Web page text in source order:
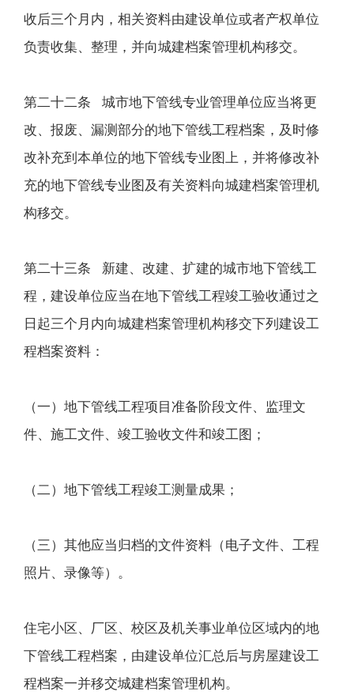
收后三个月内，相关资料由建设单位或者产权单位
负责收集、整理，并向城建档案管理机构移交。
第二十二条 城市地下管线专业管理单位应当将更
改、报废、漏测部分的地下管线工程档案，及时修
改补充到本单位的地下管线专业图上，并将修改补
充的地下管线专业图及有关资料向城建档案管理机
构移交。
第二十三条 新建、改建、扩建的城市地下管线工
程，建设单位应当在地下管线工程竣工验收通过之
日起三个月内向城建档案管理机构移交下列建设工
程档案资料：
（一）地下管线工程项目准备阶段文件、监理文
件、施工文件、竣工验收文件和竣工图；
（二）地下管线工程竣工测量成果；
（三）其他应当归档的文件资料（电子文件、工程
照片、录像等）。
住宅小区、厂区、校区及机关事业单位区域内的地
下管线工程档案，由建设单位汇总后与房屋建设工
程档案一并移交城建档案管理机构。